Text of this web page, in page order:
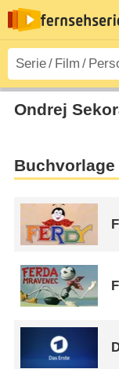
Ondrej
Buchvorlage